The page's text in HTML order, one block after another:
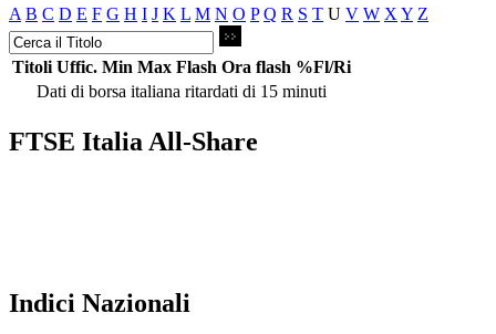
A B C D E F G H I J K L M N O P Q R S T U V W X Y Z
Titoli Uffic. Min Max Flash Ora flash %Fl/Ri
Dati di borsa italiana ritardati di 15 minuti
FTSE Italia All-Share
Indici Nazionali